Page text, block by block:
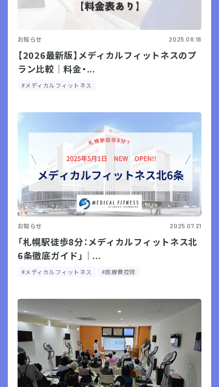
お知らせ 2025.08.18
【2026最新版】メディカルフィットネスのプ
ラン比較｜料金・...
#メディカルフィットネス
お知らせ 2025.07.21
「札幌駅徒歩8分：メディカルフィットネス北
6条徹底ガイド」｜...
#メディカルフィットネス #医療費控除